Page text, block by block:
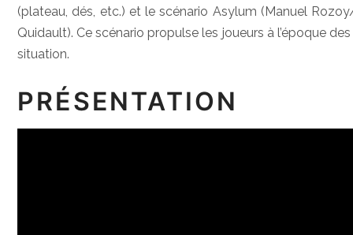
(plateau, dés, etc.) et le scénario Asylum (Manuel
Quidault). Ce scénario propulse les joueurs à l’époque
situation.
PRÉSENTATION